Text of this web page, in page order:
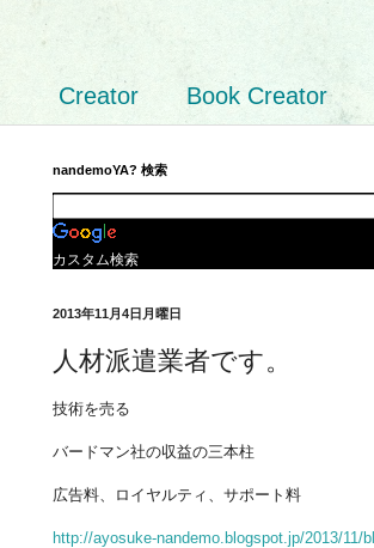
Creator Book Creator
nandemoYA? 検索
カスタム検索
2013年11月4日月曜日
人材派遣業者です。
技術を売る
バードマン社の収益の三本柱
広告料、ロイヤルティ、サポート料
http://ayosuke-nandemo.blogspot.jp/2013/11/